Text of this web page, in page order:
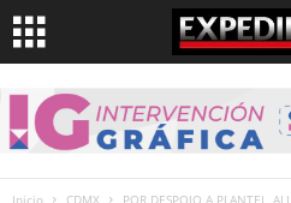
Inicio CDMX
POR DESPOJO A PLANTEL,